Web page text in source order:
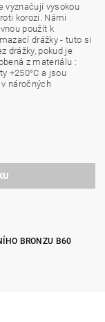
vyznačují vysokou
korozi. Námi
použít k
drážky - tuto si
drážky, pokud je
z materiálu :
+250°C a jsou
náročných
BRONZU B60